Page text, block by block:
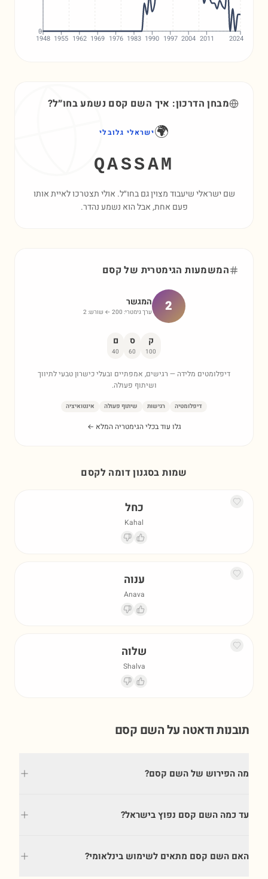
1948 1955 1962 1969 1976 1983 1990 1997 2004 2011 2024
0
מבחן הדרכון: איך השם קסם נשמע בחו״ל?
🌍ישראלי גלובלי
QASSAM
שם ישראלי שיעבוד מצוין גם בחו״ל. אולי תצטרכו לאיית אותו
פעם אחת, אבל הוא נשמע נהדר.
המשמעות הגימטרית שלקסם
2 המגשר
ערך גימטרי: 200 ← שורש:2
ק
100
ס
60
ם
40
דיפלומטים מלידה — רגישים, אמפתיים ובעלי כישרון טבעי לתיווך
ושיתוף פעולה.
דיפלומטיה רגישות שיתוף פעולה אינטואיציה
גלו עוד בכלי הגימטריה המלא ←
שמות בסגנון דומה לקסם
כחל
Kahal
ענוה
Anava
שלוה
Shalva
תובנות ודאטה על השם קסם
מה הפירוש של השם קסם?
עד כמה השם קסם נפוץ בישראל?
האם השם קסם מתאים לשימוש בינלאומי?